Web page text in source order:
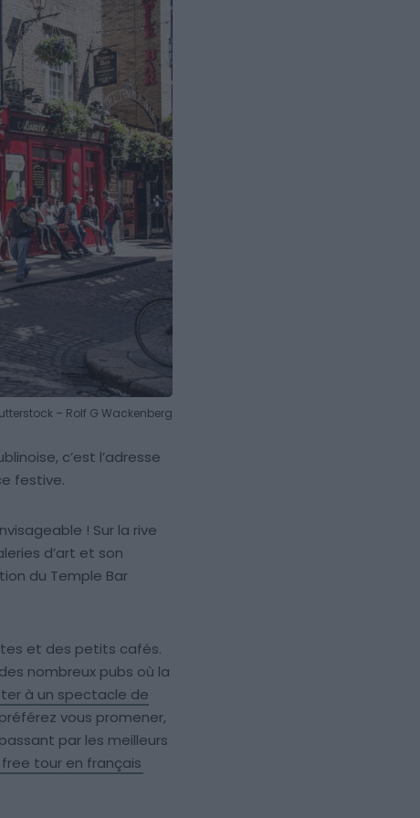
– Rolf G Wackenberg
c’est l’adresse
festive.
! Sur la rive
d’art et son
du Temple Bar
et des petits cafés.
nombreux pubs où la
à un spectacle de
vous promener,
par les meilleurs
free tour en français